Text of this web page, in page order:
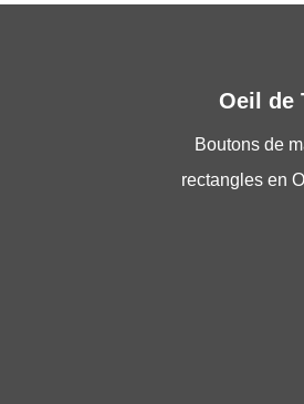
Oeil de
Boutons de
rectangles en